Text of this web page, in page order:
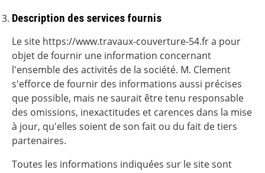
Description des services fournis
Le site https://www.travaux-couverture-54.fr a pour
objet de fournir une information concernant
l'ensemble des activités de la société. M. Clement
s'efforce de fournir des informations aussi précises
que possible, mais ne saurait être tenu responsable
des omissions, inexactitudes et carences dans la mise
à jour, qu'elles soient de son fait ou du fait de tiers
partenaires.
Toutes les informations indiquées sur le site sont